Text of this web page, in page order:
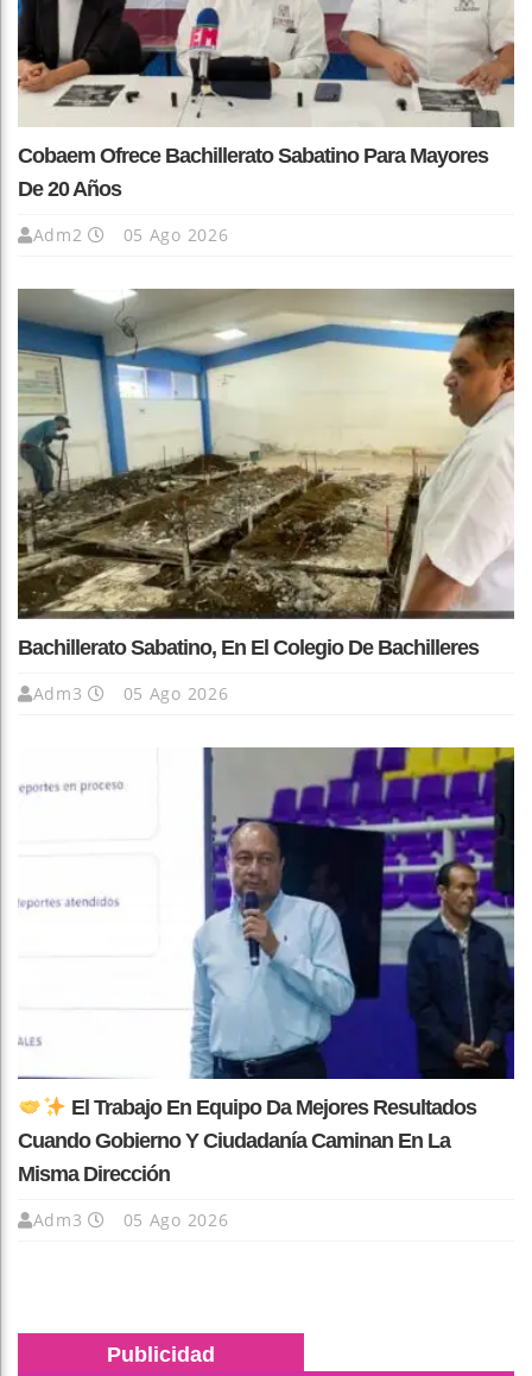
Cobaem Ofrece Bachillerato Sabatino Para Mayores
De 20 Años
Adm2 05 Ago 2026
Bachillerato Sabatino, En El Colegio De Bachilleres
Adm3 05 Ago 2026
El Trabajo En Equipo Da Mejores Resultados
Cuando Gobierno Y Ciudadanía Caminan En La
Misma Dirección
Adm3 05 Ago 2026
Publicidad